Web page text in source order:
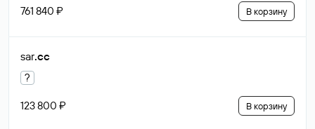
761 840 ₽ В корзину
sar.cc
?
123 800 ₽ В корзину